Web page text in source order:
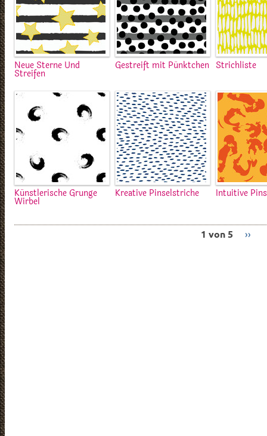
Neue Sterne Und
Streifen
Gestreift mit Pünktchen Strichliste
Künstlerische Grunge
Wirbel
Kreative Pinselstriche Intuitive
1 von 5 ››